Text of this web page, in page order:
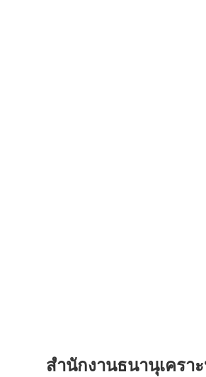
สำนักงานธนานุเครา